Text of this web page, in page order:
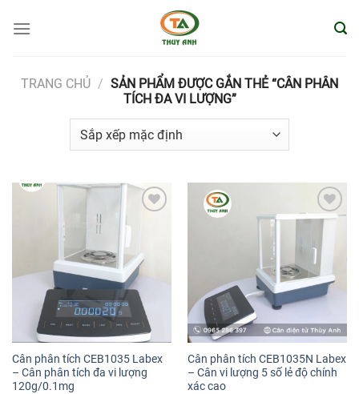
qua
TRANG CHỦ / SẢN PHẨM ĐƯỢC GẮN THẺ “CÂN PHÂN
TÍCH ĐA VI LƯỢNG”
Cân phân tích CEB1035 Labex
– Cân phân tích đa vi lượng
120g/0.1mg
Add to
Cân phân tích CEB1035N Labex
– Cân vi lượng 5 số lẻ độ chính
xác cao